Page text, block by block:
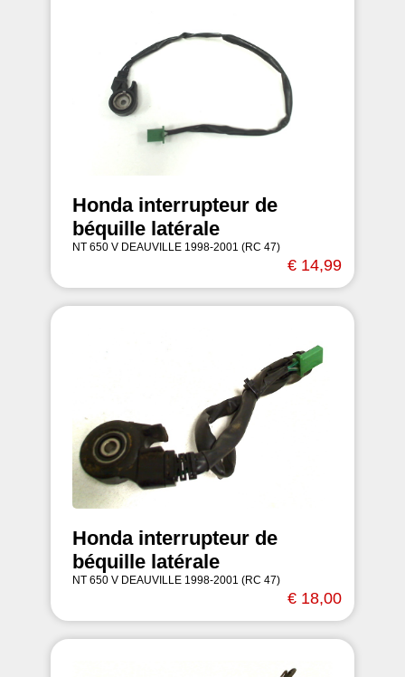
Honda interrupteur de
béquille latérale
NT 650 V DEAUVILLE 1998-2001 (RC 47)
€ 14,99
Honda interrupteur de
béquille latérale
NT 650 V DEAUVILLE 1998-2001 (RC 47)
€ 18,00